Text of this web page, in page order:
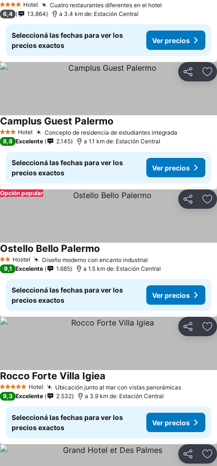
4 EstrellasHotel Cuatro restaurantes diferentes en el hotel
6,4 13.864 a 3.4 km de: Estación Central
Seleccioná las fechas para ver los
precios exactos
Ver precios
Compartir
3 Estrellas
Hotel Concepto de residencia de estudiantes integrada
Camplus Guest Palermo
8,8 Excelente 2.145 a 1.1 km de: Estación Central
Seleccioná las fechas para ver los
precios exactos
Ver precios
Compartir
Opción popular
2 Estrellas
Hostel Diseño moderno con encanto industrial
Ostello Bello Palermo
9,1 Excelente 1.685 a 1.5 km de: Estación Central
Seleccioná las fechas para ver los
precios exactos
Ver precios
Compartir
5 Estrellas Hotel Ubicación junto al mar con vistas panorámicas
Rocco Forte Villa Igiea
9,3 Excelente 2.532 a 3.9 km de: Estación Central
Seleccioná las fechas para ver los
precios exactos
Ver precios
Compartir